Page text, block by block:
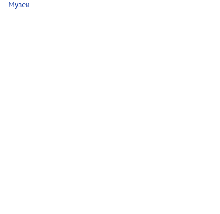
Музеи